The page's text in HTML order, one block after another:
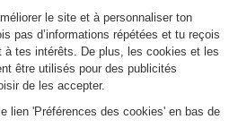
les jours en haute…
disponibilités